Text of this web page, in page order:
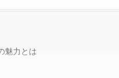
魅力とは